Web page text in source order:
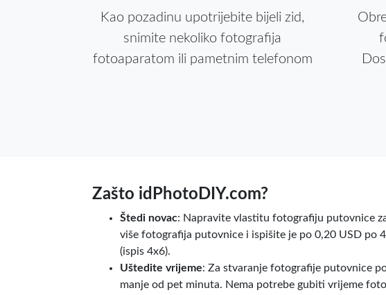
Kao pozadinu upotrijebite bijeli zid,
snimite nekoliko fotografija
fotoaparatom ili pametnim telefonom
Zašto idPhotoDIY.com?
Štedi novac: Napravite vlastitu fotografiju putovnice
više fotografija putovnice i ispišite je po 0,20 USD po
(ispis 4x6).
Uštedite vrijeme: Za stvaranje fotografije putovnice
manje od pet minuta. Nema potrebe gubiti vrijeme